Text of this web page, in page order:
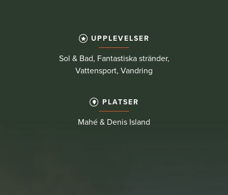
UPPLEVELSER
Sol & Bad, Fantastiska stränder,
Vattensport, Vandring
PLATSER
Mahé & Denis Island